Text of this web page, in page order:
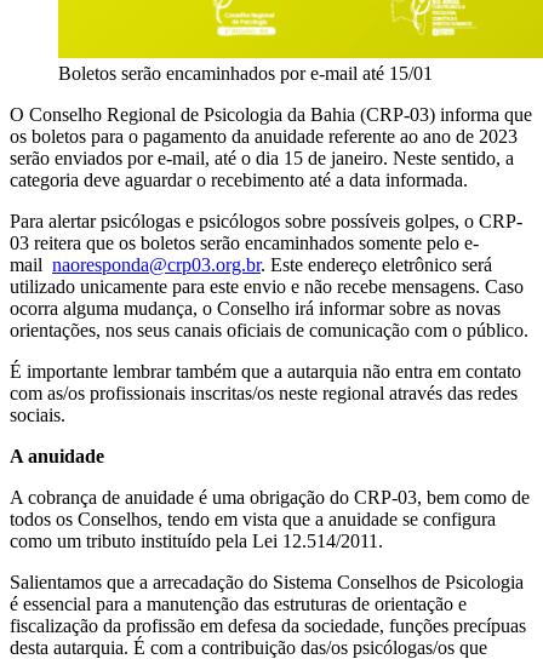
Boletos serão encaminhados por e-mail até 15/01
O Conselho Regional de Psicologia da Bahia (CRP-03) informa que
os boletos para o pagamento da anuidade referente ao ano de 2023
serão enviados por e-mail, até o dia 15 de janeiro. Neste sentido, a
categoria deve aguardar o recebimento até a data informada.
Para alertar psicólogas e psicólogos sobre possíveis golpes, o CRP-
03 reitera que os boletos serão encaminhados somente pelo e-
mail naoresponda@crp03.org.br. Este endereço eletrônico será
utilizado unicamente para este envio e não recebe mensagens. Caso
ocorra alguma mudança, o Conselho irá informar sobre as novas
orientações, nos seus canais oficiais de comunicação com o público.
É importante lembrar também que a autarquia não entra em contato
com as/os profissionais inscritas/os neste regional através das redes
sociais.
A anuidade
A cobrança de anuidade é uma obrigação do CRP-03, bem como de
todos os Conselhos, tendo em vista que a anuidade se configura
como um tributo instituído pela Lei 12.514/2011.
Salientamos que a arrecadação do Sistema Conselhos de Psicologia
é essencial para a manutenção das estruturas de orientação e
fiscalização da profissão em defesa da sociedade, funções precípuas
desta autarquia. É com a contribuição das/os psicólogas/os que